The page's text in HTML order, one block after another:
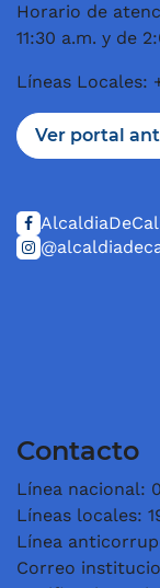
Horario de
11:30 a.m. y de
Líneas Locales:
Ver portal
Contacto
Línea nacional:
Líneas locales:
Línea
Correo